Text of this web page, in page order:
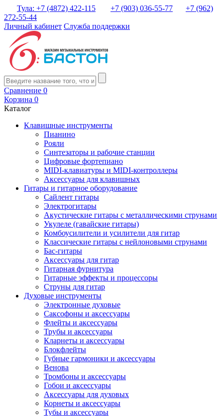
Тула: +7 (4872) 422-115 +7 (903) 036-55-77
+7 (962)
272-55-44
Личный кабинет Служба поддержки
Сравнение 0
Корзина 0
Каталог
Клавишные инструменты
Пианино
Рояли
Синтезаторы и рабочие станции
Цифровые фортепиано
MIDI-клавиатуры и MIDI-контроллеры
Аксессуары для клавишных
Гитары и гитарное оборудование
Сайлент гитары
Электрогитары
Акустические гитары с металлическими струнами
Укулеле (гавайские гитары)
Комбоусилители и усилители для гитар
Классические гитары с нейлоновыми струнами
Бас-гитары
Аксессуары для гитар
Гитарная фурнитура
Гитарные эффекты и процессоры
Струны для гитар
Духовые инструменты
Электронные духовые
Саксофоны и аксессуары
Флейты и аксессуары
Трубы и аксессуары
Кларнеты и аксессуары
Блокфлейты
Губные гармоники и аксессуары
Венова
Тромбоны и аксессуары
Гобои и аксессуары
Аксессуары для духовых
Корнеты и аксессуары
Тубы и аксессуары